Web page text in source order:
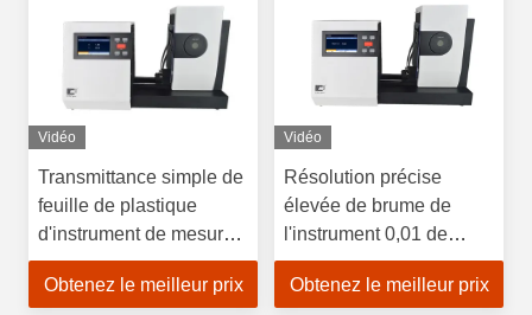
Vidéo
Transmittance simple de
feuille de plastique
d'instrument de mesure
de brume d'opération
Obtenez le meilleur prix
Vidéo
Résolution précise
élevée de brume de
l'instrument 0,01 de
mesure de brume pour le
matériel semi
Obtenez le meilleur prix